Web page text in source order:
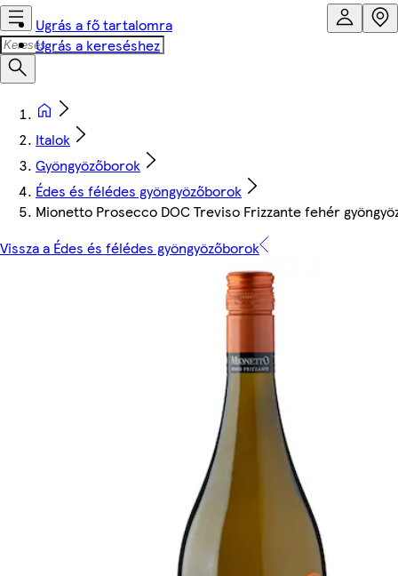
Ugrás a fő tartalomra
Ugrás a kereséshez
Italok
Gyöngyözőborok
Édes és félédes gyöngyözőborok
Mionetto Prosecco DOC Treviso Frizzante fehér
Vissza a Édes és félédes gyöngyözőborok